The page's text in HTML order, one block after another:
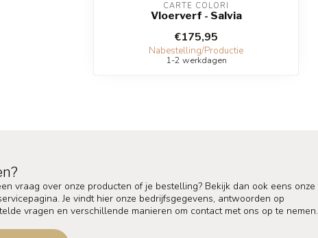
CARTE COLORI
Vloerverf - Salvia
€175,95
Nabestelling/Productie
1-2 werkdagen
vraag over onze producten of je bestelling? Bekijk dan ook eens onze
Je vindt hier onze bedrijfsgegevens, antwoorden op
vragen en verschillende manieren om contact met ons op te nemen.